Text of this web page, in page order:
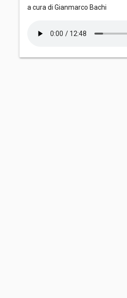
a cura di Gianmarco Bachi